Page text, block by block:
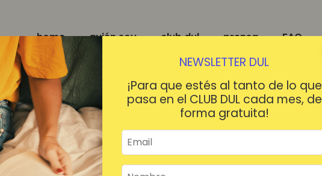
NEWSLETTER DUL
¡Para que estés al tanto de lo que
pasa en el CLUB DUL cada mes, de
forma gratuita!
home quién soy club dul prensa FAQ
¡HOLA!